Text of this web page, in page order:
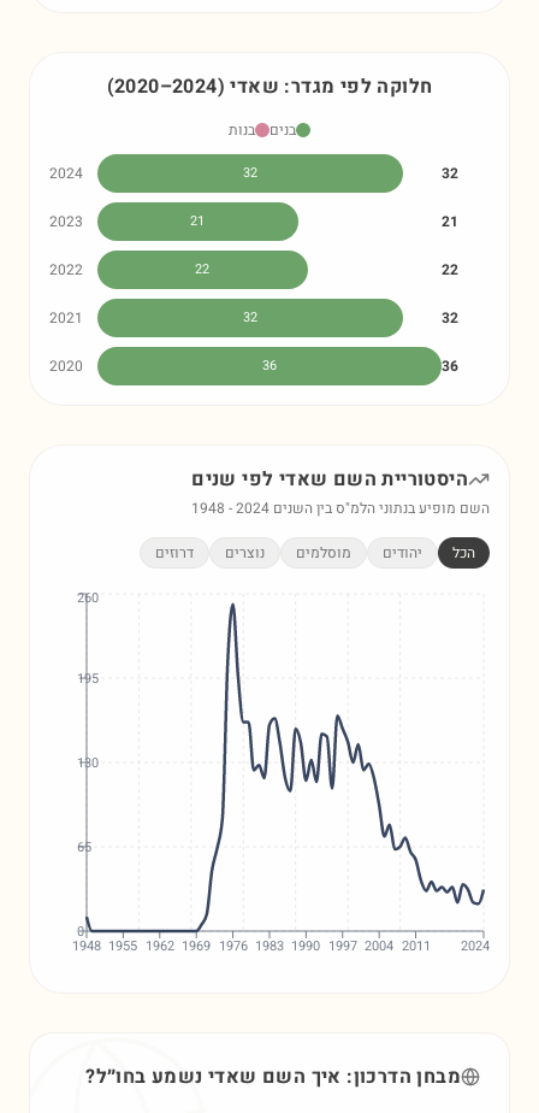
חלוקה לפי מגדר: שאדי (2020–2024)
בנים
בנות
2024
32 32
2023 21 21
2022 22 22
2021 32 32
2020 36 36
היסטוריית השם שאדי לפי שנים
השם מופיע בנתוני הלמ"ס בין השנים 1948 -2024
הכל יהודים מוסלמים נוצרים דרוזים
1948 1955 1962 1969 1976 1983 1990 1997 2004 2011 2024
0
65
130
195
260
מבחן הדרכון: איך השם שאדי נשמע בחו״ל?